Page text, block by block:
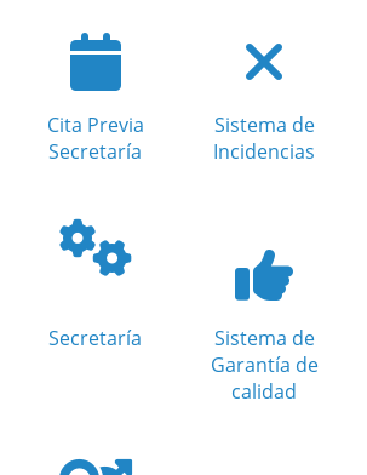
Cita Previa
Secretaría
Sistema de
Incidencias
Secretaría
Sistema de
Garantía de
calidad